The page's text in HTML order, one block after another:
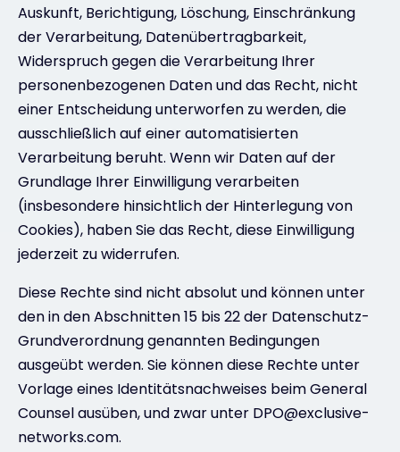
Auskunft, Berichtigung, Löschung, Einschränkung
der Verarbeitung, Datenübertragbarkeit,
Widerspruch gegen die Verarbeitung Ihrer
personenbezogenen Daten und das Recht, nicht
einer Entscheidung unterworfen zu werden, die
ausschließlich auf einer automatisierten
Verarbeitung beruht. Wenn wir Daten auf der
Grundlage Ihrer Einwilligung verarbeiten
(insbesondere hinsichtlich der Hinterlegung von
Cookies), haben Sie das Recht, diese Einwilligung
jederzeit zu widerrufen.
Diese Rechte sind nicht absolut und können unter
den in den Abschnitten 15 bis 22 der Datenschutz-
Grundverordnung genannten Bedingungen
ausgeübt werden. Sie können diese Rechte unter
Vorlage eines Identitätsnachweises beim General
Counsel ausüben, und zwar unter DPO@exclusive-
networks.com.